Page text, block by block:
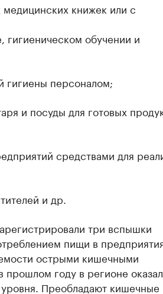
книжек или с
обучении и
гигиены персоналом;
и посуды для готовых
средствами для
и др.
три вспышки
пищи в
острыми кишечными
году в регионе
Преобладают кишечные